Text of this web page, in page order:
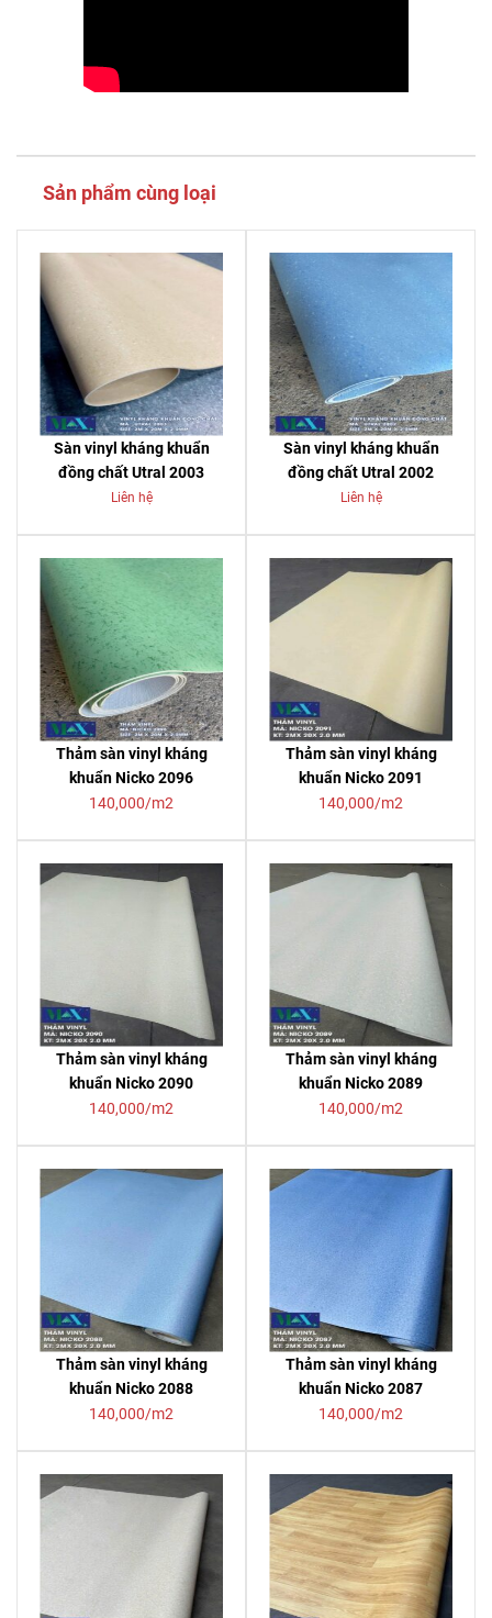
Sản phẩm cùng loại
Sàn vinyl kháng khuẩn
đồng chất Utral 2003
Liên hệ
Sàn vinyl kháng khuẩn
đồng chất Utral 2002
Liên hệ
Thảm sàn vinyl kháng
khuẩn Nicko 2096
140,000/m2
Thảm sàn vinyl kháng
khuẩn Nicko 2091
140,000/m2
Thảm sàn vinyl kháng
khuẩn Nicko 2090
140,000/m2
Thảm sàn vinyl kháng
khuẩn Nicko 2089
140,000/m2
Thảm sàn vinyl kháng
khuẩn Nicko 2088
140,000/m2
Thảm sàn vinyl kháng
khuẩn Nicko 2087
140,000/m2